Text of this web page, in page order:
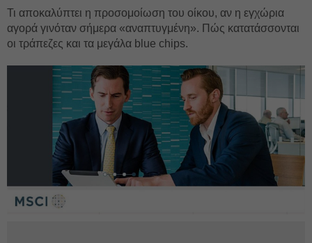
Τι αποκαλύπτει η προσομοίωση του οίκου, αν η εγχώρια
αγορά γινόταν σήμερα «αναπτυγμένη». Πώς κατατάσσονται
οι τράπεζες και τα μεγάλα blue chips.